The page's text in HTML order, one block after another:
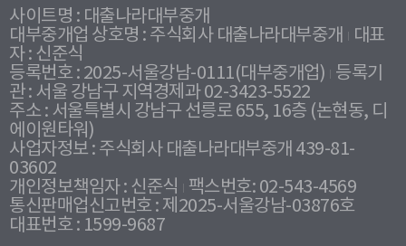
사이트명 : 대출나라대부중개
대부중개업 상호명 : 주식회사 대출나라대부중개
대표
자 : 신준식
등록번호 : 2025-서울강남-0111(대부중개업) 등록기
관 : 서울 강남구 지역경제과 02-3423-5522
주소 : 서울특별시 강남구 선릉로 655, 16층 (논현동, 디
에이원타워)
사업자정보 : 주식회사 대출나라대부중개 439-81-
03602
개인정보책임자 : 신준식
팩스번호: 02-543-4569
통신판매업신고번호 : 제2025-서울강남-03876호
대표번호 : 1599-9687